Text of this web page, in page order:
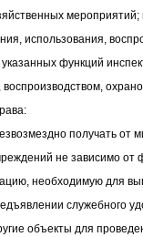
использования,
функций
воспроизводством,
получать от
не зависимо от
необходимую для
служебного
объекты для